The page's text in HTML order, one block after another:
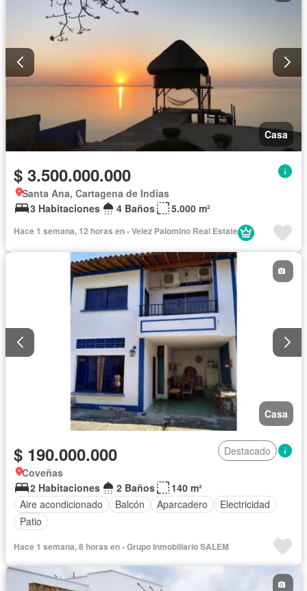
Casa
$ 3.500.000.000
Santa Ana, Cartagena de Indias
3 Habitaciones
4 Baños 5.000 m²
Hace 1 semana, 12 horas en - Velez Palomino Real Estate
Casa
$ 190.000.000
Destacado
Coveñas
2 Habitaciones
2 Baños
140 m²
Aire acondicionado
Balcón Aparcadero
Electricidad
Patio
Hace 1 semana, 8 horas en - Grupo Inmobiliario SALEM